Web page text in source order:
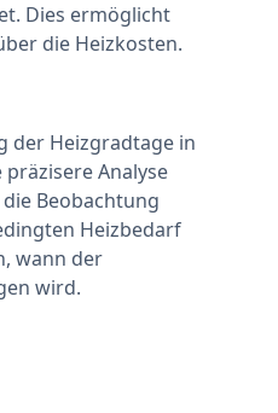
Dies ermöglicht
die Heizkosten.
der Heizgradtage in
Analyse
Beobachtung
Heizbedarf
wann der
wird.